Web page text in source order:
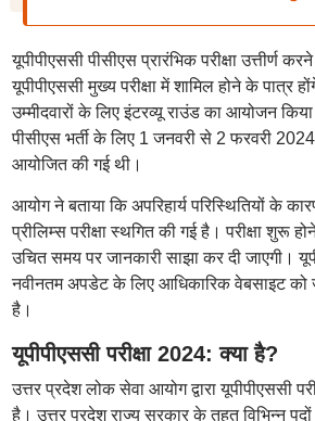
यूपीपीएससी पीसीएस प्रारंभिक परीक्षा उत्तीर्ण
यूपीपीएससी मुख्य परीक्षा में शामिल होने के पात्र
उम्मीदवारों के लिए इंटरव्यू राउंड का आयोजन
पीसीएस भर्ती के लिए 1 जनवरी से 2 फरवरी
आयोजित की गई थी।
आयोग ने बताया कि अपरिहार्य परिस्थितियों के
प्रीलिम्स परीक्षा स्थगित की गई है। परीक्षा शुरू
उचित समय पर जानकारी साझा कर दी जाएगी।
नवीनतम अपडेट के लिए आधिकारिक वेबसाइट को
है।
यूपीपीएससी परीक्षा 2024: क्या है?
उत्तर प्रदेश लोक सेवा आयोग द्वारा यूपीपीएससी
है। उत्तर प्रदेश राज्य सरकार के तहत विभिन्न